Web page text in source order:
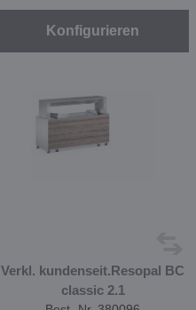
Konfigurieren
Verkl. kundenseit.Resopal BC
classic 2.1